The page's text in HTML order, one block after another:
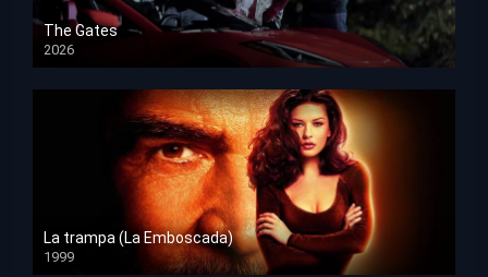
The Gates
2026
HD 1080p
La trampa (La Emboscada)
1999
HD 1080p